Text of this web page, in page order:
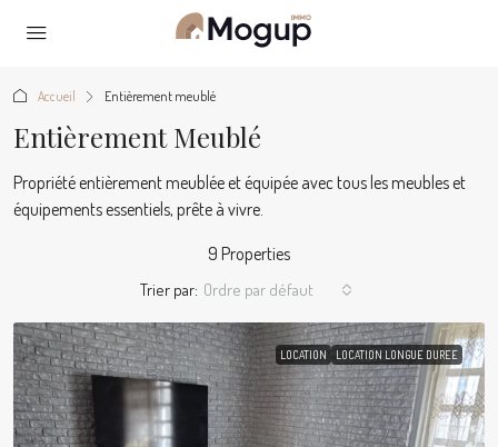
Accueil Entièrement meublé
Entièrement Meublé
Propriété entièrement meublée et équipée avec tous les meubles et
équipements essentiels, prête à vivre.
9 Properties
Trier par: Ordre par défaut
LOCATION LOCATION LONGUE DUREE